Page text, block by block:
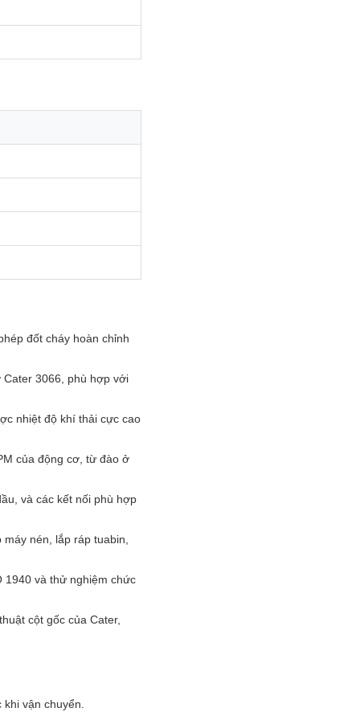
đốt cháy hoàn chỉnh
3066, phù hợp với
nhiệt độ khí thải cực cao
của động cơ, từ đào ở
và các kết nối phù hợp
nén, lắp ráp tuabin,
1940 và thử nghiệm chức
cột gốc của Cater,
vận chuyển.